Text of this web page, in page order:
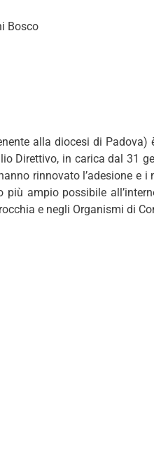
Bosco
alla diocesi di
Direttivo, in carica dal 31
rinnovato l’adesione e
ampio possibile
e negli Organismi di